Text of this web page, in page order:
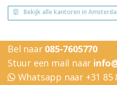
Bekijk alle kantoren in
Bel naar 085-7605770
Stuur een mail naar
Whatsapp naar +31 85